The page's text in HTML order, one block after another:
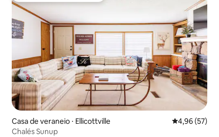
Casa de veraneio ⋅ Ellicottville 4,96 de uma
4,96 (57)
Chalés Sunup